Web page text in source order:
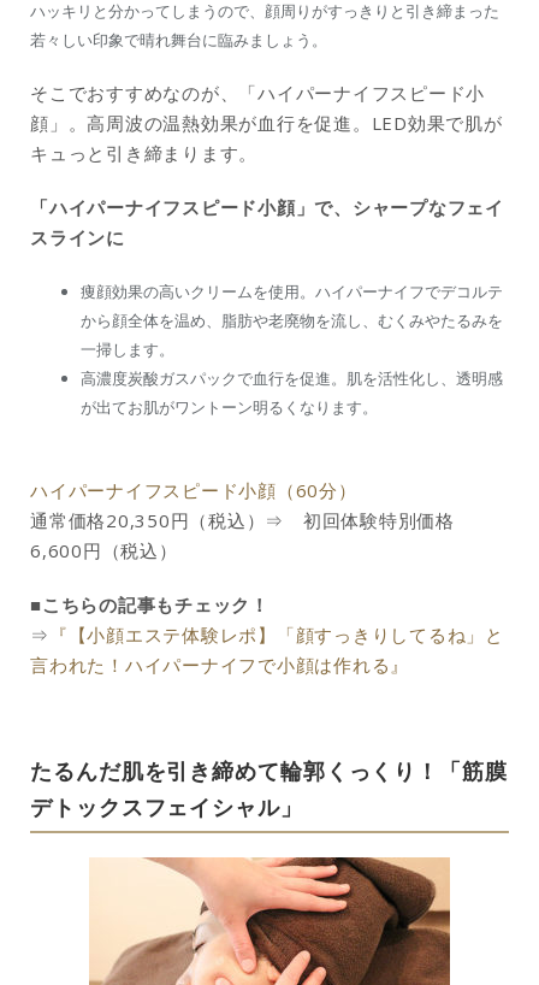
ハッキリと分かってしまうので、顔周りがすっきりと引き締まった
若々しい印象で晴れ舞台に臨みましょう。
そこでおすすめなのが、「ハイパーナイフスピード小
顔」。高周波の温熱効果が血行を促進。LED効果で肌が
キュっと引き締まります。
「ハイパーナイフスピード小顔」で、シャープなフェイ
スラインに
痩顔効果の高いクリームを使用。ハイパーナイフでデコルテ
から顔全体を温め、脂肪や老廃物を流し、むくみやたるみを
一掃します。
高濃度炭酸ガスパックで血行を促進。肌を活性化し、透明感
が出てお肌がワントーン明るくなります。
ハイパーナイフスピード小顔（60分）
通常価格20,350円（税込）⇒ 初回体験特別価格
6,600円（税込）
■こちらの記事もチェック！
⇒ 『【小顔エステ体験レポ】「顔すっきりしてるね」と
言われた！ハイパーナイフで小顔は作れる』
たるんだ肌を引き締めて輪郭くっくり！「筋膜
デトックスフェイシャル」